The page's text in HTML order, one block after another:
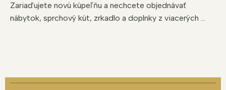
Zariaďujete novú kúpeľňu a nechcete objednávať
nábytok, sprchový kút, zrkadlo a doplnky z viacerých ...